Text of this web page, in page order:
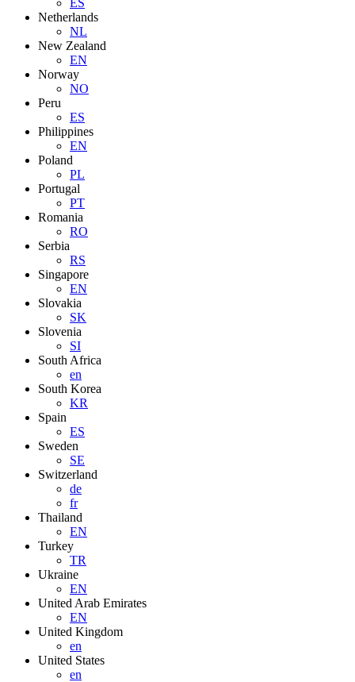
ES
Netherlands
NL
New Zealand
EN
Norway
NO
Peru
ES
Philippines
EN
Poland
PL
Portugal
PT
Romania
RO
Serbia
RS
Singapore
EN
Slovakia
SK
Slovenia
SI
South Africa
en
South Korea
KR
Spain
ES
Sweden
SE
Switzerland
de
fr
Thailand
EN
Turkey
TR
Ukraine
EN
United Arab Emirates
EN
United Kingdom
en
United States
en